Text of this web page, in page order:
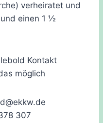
verheiratet und
einen 1 ½
Kontakt
möglich
307